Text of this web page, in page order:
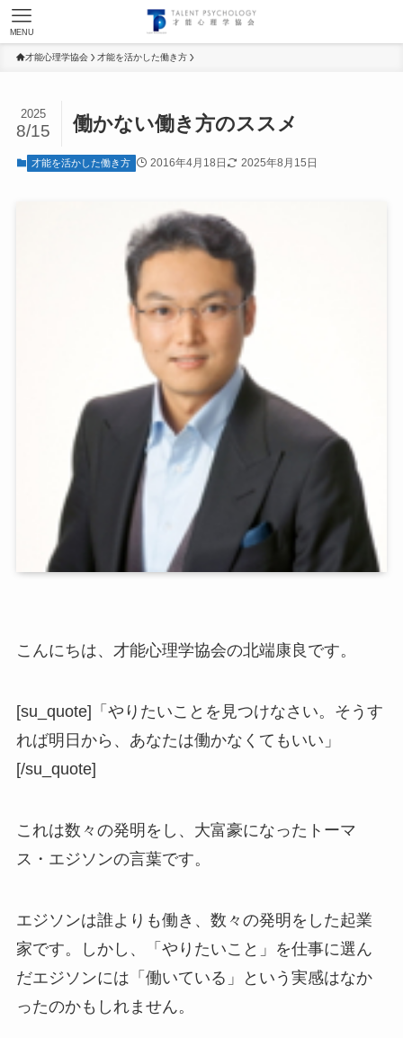
MENU
才能心理学協会 才能を活かした働き方
働かない働き方のススメ
2025
8/15
才能を活かした働き方 2016年4月18日 2025年8月15日
こんにちは、才能心理学協会の北端康良です。
[su_quote]「やりたいことを見つけなさい。そうす
れば明日から、あなたは働かなくてもいい」
[/su_quote]
これは数々の発明をし、大富豪になったトーマ
ス・エジソンの言葉です。
エジソンは誰よりも働き、数々の発明をした起業
家です。しかし、「やりたいこと」を仕事に選ん
だエジソンには「働いている」という実感はなか
ったのかもしれません。